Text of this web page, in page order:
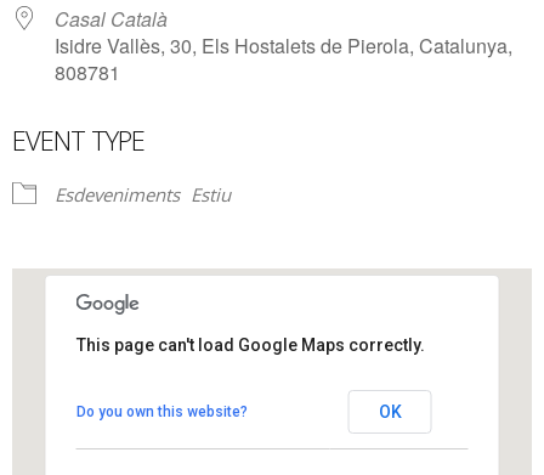
Casal Català
Isidre Vallès, 30, Els Hostalets de Pierola, Catalunya,
808781
EVENT TYPE
Esdeveniments Estiu
Isidre Vallès, 30 - Els Hostalets de Pierola
View Events
This page can't load Google Maps correctly.
Do you own this website? OK